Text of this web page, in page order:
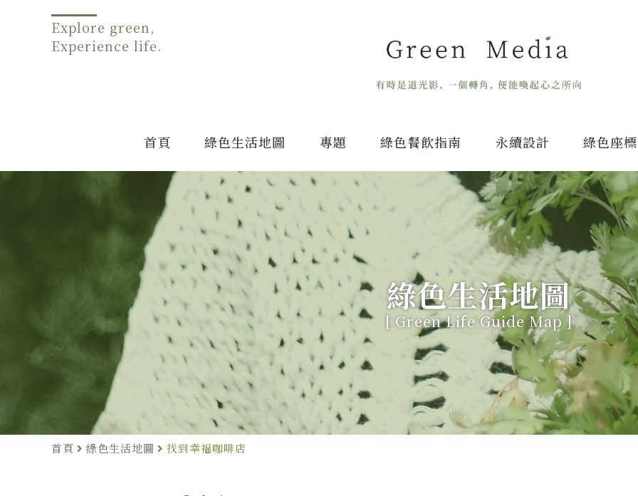
Explore green,
Experience life.
首頁 綠色生活地圖 專題 綠色餐飲指南 永續設計 綠色座標
綠色生活地圖
[ Green Life Guide Map]
首頁 綠色生活地圖 找到幸福咖啡店